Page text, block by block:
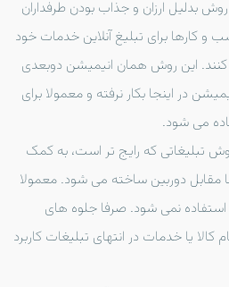
بدلیل ارزان و جذاب بودن طرفداران
و کارها برای تبلیغ آنلاین خدمات خود
این روش همان انیمیشن دوبعدی
در اینجا بکار نرفته و معمولا برای
می شود.
روش تبلیغاتی که رایج تر است، به کمک
مقابل دوربین ساخته می شود. معمولا
نمی شود. صرفا جلوه های
کالا یا خدمات در انتهای تبلیغات کاربرد